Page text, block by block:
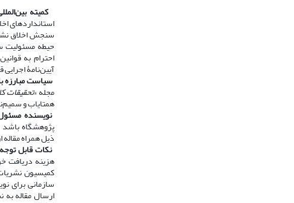
​​​​​​​کمیته
استانداردهای
سنجش اخلاق
حیطه مسئولیت
آیین‌نامۀ
سیاست مبارزه
مجله «تحقیقات
همتایاب و
​​​​​​​نویسنده
پژوهشگاه
ذیل همراه
​​​​​​​نکات قابل
هزینه دریافت
سازمانی برای